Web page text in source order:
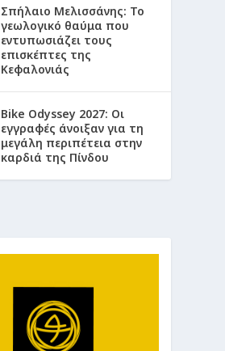
Σπήλαιο Μελισσάνης: Το
γεωλογικό θαύμα που
εντυπωσιάζει τους
επισκέπτες της
Κεφαλονιάς
Bike Odyssey 2027: Οι
εγγραφές άνοιξαν για τη
μεγάλη περιπέτεια στην
καρδιά της Πίνδου